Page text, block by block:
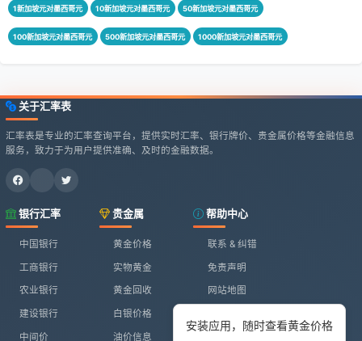
安装应用，随时查看黄金价格
1新加坡元对墨西哥元 10新加坡元对墨西哥元 50新加坡元对墨西哥元
100新加坡元对墨西哥元 500新加坡元对墨西哥元 1000新加坡元对墨西哥元
关于汇率表
汇率表是专业的汇率查询平台，提供实时汇率、银行牌价、贵金属价格等金融信息
服务，致力于为用户提供准确、及时的金融数据。
银行汇率
中国银行
工商银行
农业银行
建设银行
中间价
贵金属
黄金价格
实物黄金
黄金回收
白银价格
油价信息
帮助中心
联系 & 纠错
免责声明
网站地图